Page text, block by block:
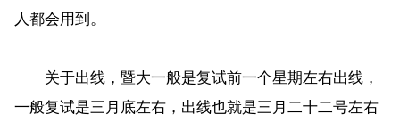
人都会用到。
关于出线，暨大一般是复试前一个星期左右出线，
一般复试是三月底左右，出线也就是三月二十二号左右